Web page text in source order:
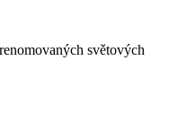
světových